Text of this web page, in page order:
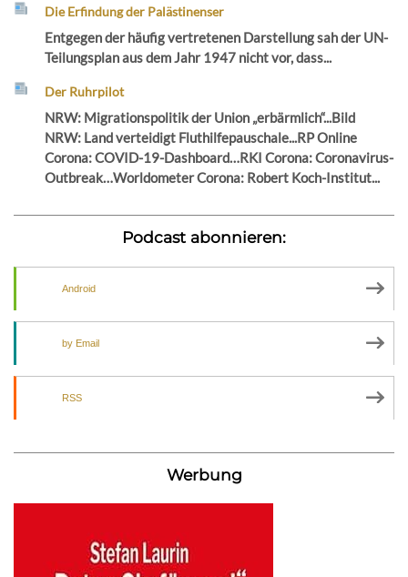
Die Erfindung der Palästinenser
Entgegen der häufig vertretenen Darstellung sah der UN-
Teilungsplan aus dem Jahr 1947 nicht vor, dass...
Der Ruhrpilot
NRW: Migrationspolitik der Union „erbärmlich“...Bild
NRW: Land verteidigt Fluthilfepauschale...RP Online
Corona: COVID-19-Dashboard…RKI Corona: Coronavirus-
Outbreak…Worldometer Corona: Robert Koch-Institut...
Podcast abonnieren:
Android
by Email
RSS
Werbung